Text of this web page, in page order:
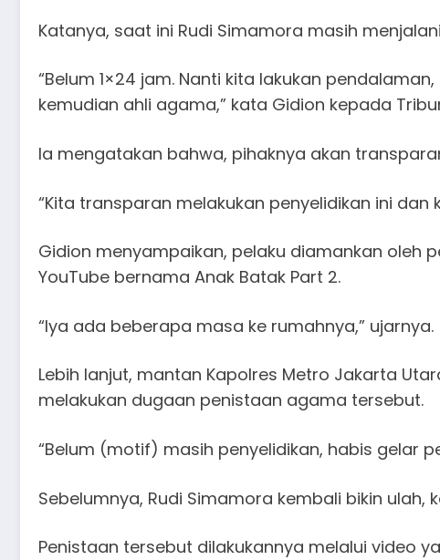
Katanya, saat ini Rudi Simamora masih
“Belum 1×24 jam. Nanti kita lakukan
kemudian ahli agama,” kata Gidion kepada
Ia mengatakan bahwa, pihaknya akan
“Kita transparan melakukan penyelidikan ini
Gidion menyampaikan, pelaku diamankan oleh
YouTube bernama Anak Batak Part 2.
“Iya ada beberapa masa ke rumahnya,” ujarnya.
Lebih lanjut, mantan Kapolres Metro Jakarta
melakukan dugaan penistaan agama tersebut.
“Belum (motif) masih penyelidikan, habis gelar
Sebelumnya, Rudi Simamora kembali bikin
Penistaan tersebut dilakukannya melalui video